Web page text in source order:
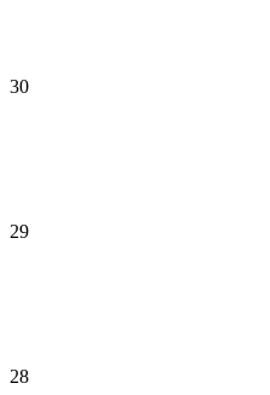
30
29
28